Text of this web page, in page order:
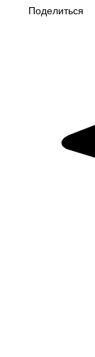
Поделиться